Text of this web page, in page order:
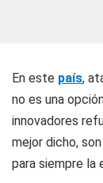
En este país,
no es una
innovadores
mejor dicho,
para siempre la